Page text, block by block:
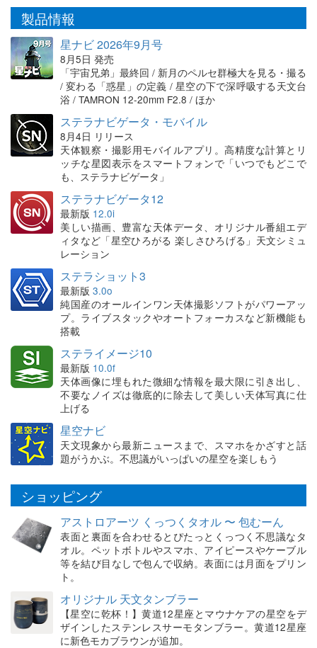
製品情報
星ナビ 2026年9月号
8月5日 発売
「宇宙兄弟」最終回 / 新月のペルセ群極大を見る・撮る
/ 変わる「惑星」の定義 / 星空の下で深呼吸する天文台
浴 / TAMRON 12-20mm F2.8 / ほか
ステラナビゲータ・モバイル
8月4日 リリース
天体観察・撮影用モバイルアプリ。高精度な計算とリ
ッチな星図表示をスマートフォンで「いつでもどこで
も、ステラナビゲータ」
ステラナビゲータ12
最新版 12.0i
美しい描画、豊富な天体データ、オリジナル番組エデ
ィタなど「星空ひろがる 楽しさひろげる」天文シミュ
レーション
ステラショット3
最新版 3.0o
純国産のオールインワン天体撮影ソフトがパワーアッ
プ。ライブスタックやオートフォーカスなど新機能も
搭載
ステライメージ10
最新版 10.0f
天体画像に埋もれた微細な情報を最大限に引き出し、
不要なノイズは徹底的に除去して美しい天体写真に仕
上げる
星空ナビ
天文現象から最新ニュースまで、スマホをかざすと話
題がうかぶ。不思議がいっぱいの星空を楽しもう
ショッピング
アストロアーツ くっつくタオル 〜 包むーん
表面と裏面を合わせるとぴたっとくっつく不思議なタ
オル。ペットボトルやスマホ、アイピースやケーブル
等を結び目なしで包んで収納。表面には月面をプリン
ト。
オリジナル 天文タンブラー
【星空に乾杯！】黄道12星座とマウナケアの星空をデ
ザインしたステンレスサーモタンブラー。黄道12星座
に新色モカブラウンが追加。